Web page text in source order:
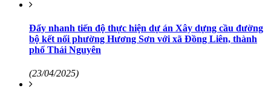
Đẩy nhanh tiến độ thực hiện dự án Xây dựng cầu đường
bộ kết nối phường Hương Sơn với xã Đồng Liên, thành
phố Thái Nguyên
(23/04/2025)